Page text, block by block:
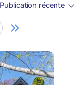
Publication récente